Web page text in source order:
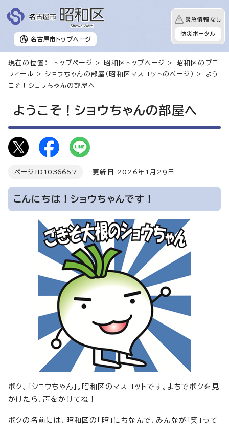
名古屋市 トップページ
緊急情報なし
防災ポータル
現在の位置： トップページ > 昭和区トップページ >
昭和区のプロ
フィール >ショウちゃんの部屋（昭和区マスコットのページ）
> よう
こそ！ショウちゃんの部屋へ
ようこそ！ショウちゃんの部屋へ
ページID 1036657 更新日 2026年1月29日
こんにちは！ショウちゃんです！
ボク、「ショウちゃん」。昭和区のマスコットです。まちでボクを見
かけたら、声をかけてね！
ボクの名前には、昭和区の「昭」にちなんで、みんなが「笑」って